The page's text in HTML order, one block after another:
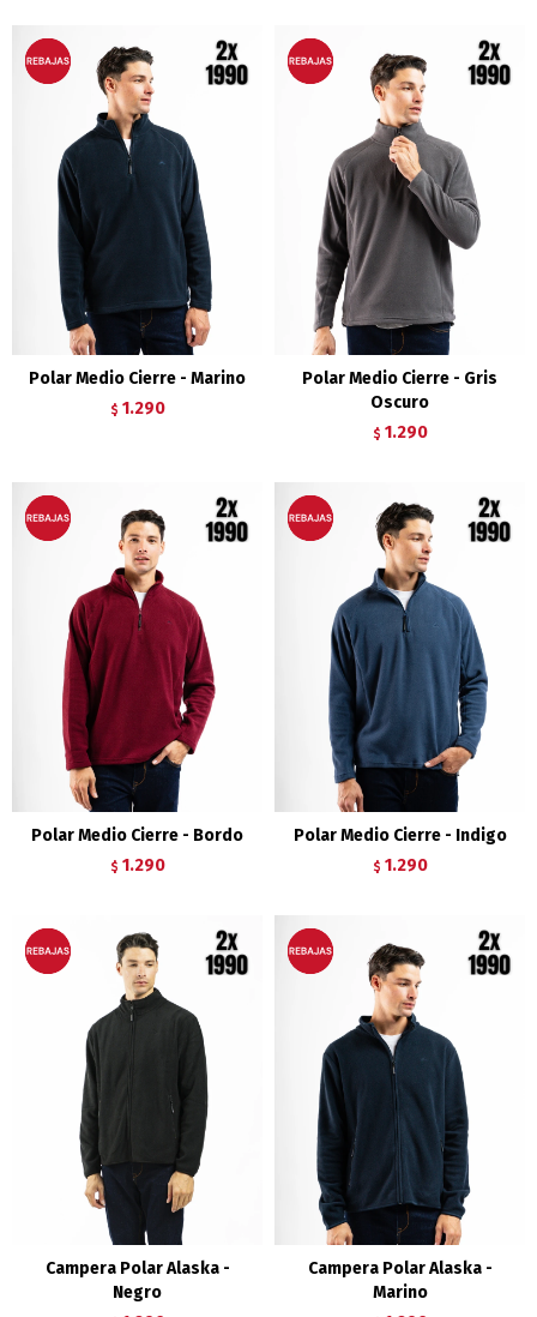
Polar Medio Cierre - Marino
$ 1.290
Polar Medio Cierre - Gris
Oscuro
$ 1.290
Polar Medio Cierre - Bordo
$ 1.290
Polar Medio Cierre - Indigo
$ 1.290
Campera Polar Alaska -
Negro
Campera Polar Alaska -
Marino